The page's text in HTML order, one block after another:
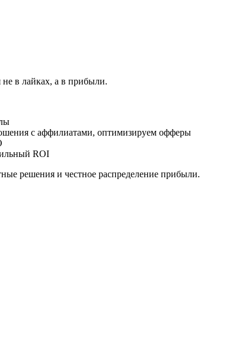
не в лайках, а в прибыли.
с аффилиатами, оптимизируем офферы
ROI
решения и честное распределение прибыли.